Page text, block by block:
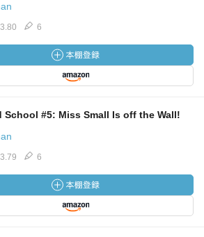
3.80 6
School #5: Miss Small Is off the Wall!
3.79 6